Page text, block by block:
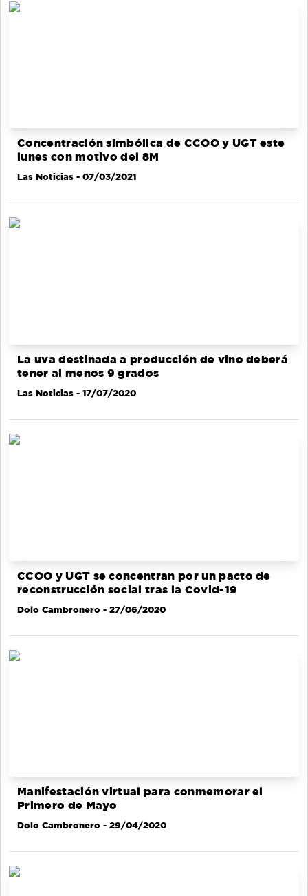
Concentración simbólica de CCOO y UGT este
lunes con motivo del 8M
Las Noticias - 07/03/2021
La uva destinada a producción de vino deberá
tener al menos 9 grados
Las Noticias - 17/07/2020
CCOO y UGT se concentran por un pacto de
reconstrucción social tras la Covid-19
Dolo Cambronero - 27/06/2020
Manifestación virtual para conmemorar el
Primero de Mayo
Dolo Cambronero - 29/04/2020